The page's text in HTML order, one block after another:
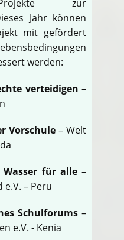
zur
Jahr können
mit gefördert
werden:
verteidigen –
Vorschule – Welt
Wasser für alle–
– Peru
Schulforums –
e.V. - Kenia